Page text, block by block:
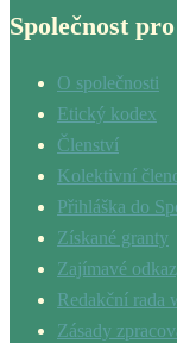
Společnost
O společnosti
Etický kodex
Členství
Kolektivní
Přihláška do
Získané granty
Zajímavé
Redakční rada
Zásady